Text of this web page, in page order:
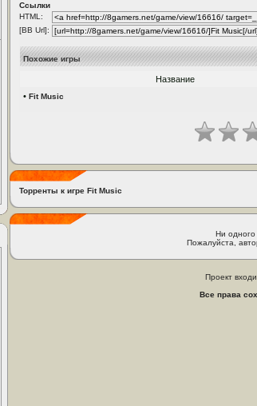
Ссылки
HTML:
[BB Url]:
Похожие игры
Название
• Fit Music
Торренты к игре Fit Music
Ни
Пожалуйста,
Проект
Все права